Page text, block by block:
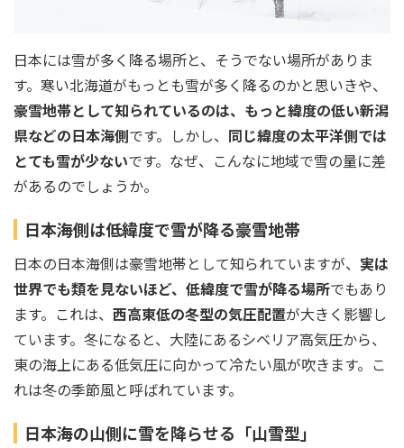
日本には雪が多く降る場所と、そうでない場所がありま
す。寒い北海道がもっとも雪が多く降るのかと思いきや、
豪雪地帯として知られているのは、もっと緯度の低い新潟
県などの日本海側です。しかし、 同じ緯度の太平洋側では
とても雪が少ないです。なぜ、こんなに地域で雪の量に差
があるのでしょうか。
日本海側は低緯度で雪が降る豪雪地帯
日本の日本海側は豪雪地帯として知られていますが、 実は
世界でも類を見ないほど、低緯度で雪が降る場所でもあり
ます。これは、 西高東低の冬型の気圧配置が大きく影響し
ています。冬になると、大陸にあるシベリア高気圧から、
東の海上にある低気圧に向かって冷たい風が吹きます。こ
れは冬の季節風と呼ばれています。
日本海の山側に雪を降らせる「山雪型」